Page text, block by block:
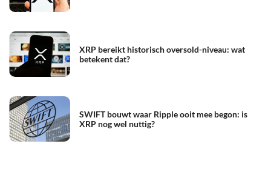
XRP bereikt historisch oversold-niveau: wat
betekent dat?
SWIFT bouwt waar Ripple ooit mee begon: is
XRP nog wel nuttig?